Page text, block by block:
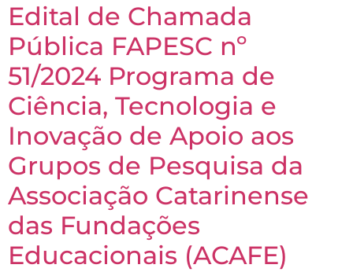
Edital de Chamada
Pública FAPESC nº
51/2024 Programa de
Ciência, Tecnologia e
Inovação de Apoio aos
Grupos de Pesquisa da
Associação Catarinense
das Fundações
Educacionais (ACAFE)